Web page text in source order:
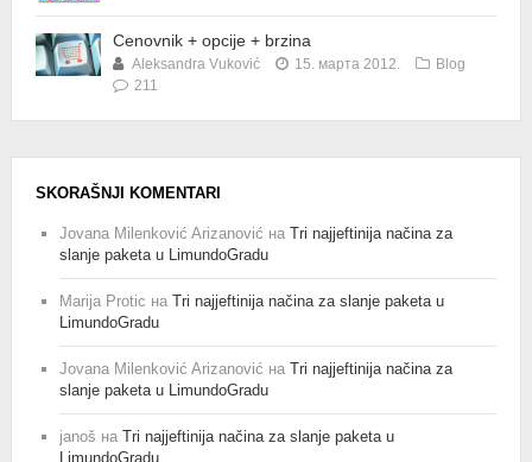
Cenovnik + opcije + brzina
Aleksandra Vuković 15. марта 2012.
Blog
211
SKORAŠNJI KOMENTARI
Jovana Milenković Arizanović на Tri najjeftinija načina za
slanje paketa u LimundoGradu
Marija Protic на Tri najjeftinija načina za slanje paketa u
LimundoGradu
Jovana Milenković Arizanović на Tri najjeftinija načina za
slanje paketa u LimundoGradu
janoš на Tri najjeftinija načina za slanje paketa u
LimundoGradu